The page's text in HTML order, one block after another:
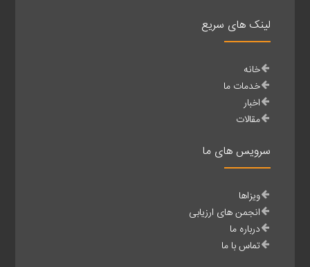
لینک های سریع
خانه
خدمات ما
اخبار
مقالات
سرویس های ما
ویزاها
انجمن های ارزیابی
درباره ما
تماس با ما